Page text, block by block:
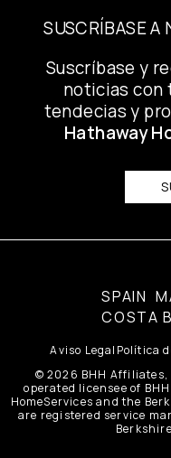
SUSCRÍBASE A
Suscríbase y
noticias con
tendecias y
Hathaway
SPAIN
COSTA
Aviso Legal Política
© 2026 BHH Affiliates,
operated licensee of
HomeServices and the
are registered service